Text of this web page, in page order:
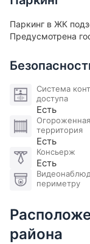
школа 57,
сад Discovery
Health & SPA,
метро
минут.
ТТК.Участник
Паркинг в ЖК
Предусмотрена
Система
доступа
Есть
Огороженная
территория
Есть
Консьерж
Есть
периметру
района